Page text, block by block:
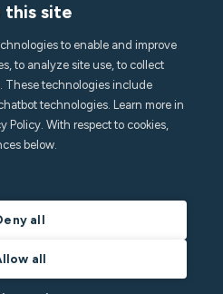
this site
to enable and improve
to analyze site use, to collect
These technologies include
technologies. Learn more in
Policy. With respect to cookies,
below.
all
all